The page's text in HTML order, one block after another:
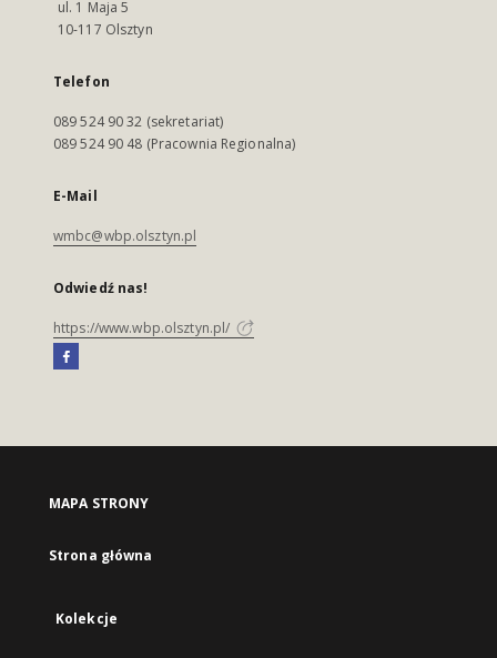
ul. 1 Maja 5
10-117 Olsztyn
Telefon
089 524 90 32 (sekretariat)
089 524 90 48 (Pracownia Regionalna)
E-Mail
wmbc@wbp.olsztyn.pl
Odwiedź nas!
https://www.wbp.olsztyn.pl/
MAPA STRONY
Strona główna
Kolekcje